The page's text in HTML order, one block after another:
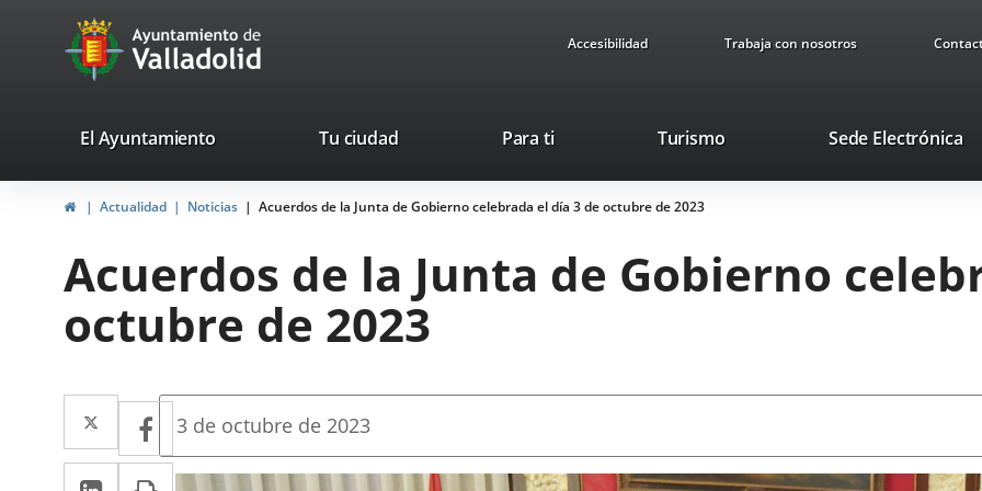
Portal
Web
Ayuntamiento
de
Accesibilidad Trabaja con nosotros
valladolid.es
El Ayuntamiento Tu ciudad Para ti TurismoEste
se
ventana
Sede Electrónica
InicioActualidad Noticias Acuerdos de la Junta de Gobierno celebrada el día 3 de octubre de 2023
Acuerdos de la Junta de Gobierno
octubre de 2023
Twitter
Enlace
a
Facebook
Enlace
a
LinkedIn
EnlaceImprimir
Fecha
la
noticia
3 de octubre de 2023